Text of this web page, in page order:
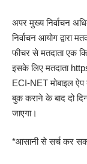
अपर मुख्य निर्वाचन
निर्वाचन आयोग द्वारा
फीचर से मतदाता एक
इसके लिए मतदाता
ECI-NET मोबाइल
बुक कराने के बाद दो
जाएगा।
*आसानी से सर्च कर